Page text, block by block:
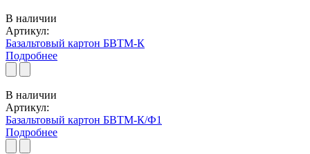
В наличии
Артикул:
Базальтовый картон БВТМ-К
Подробнее
В наличии
Артикул:
Базальтовый картон БВТМ-К/Ф1
Подробнее